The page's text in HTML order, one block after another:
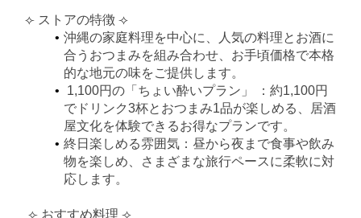
⟣ ストアの特徴 ⟢
沖縄の家庭料理を中心に、人気の料理とお酒に
合うおつまみを組み合わせ、お手頃価格で本格
的な地元の味をご提供します。
1,100円の「ちょい酔いプラン」
： 約1,100円
でドリンク3杯とおつまみ1品が楽しめる、居酒
屋文化を体験できるお得なプランです。
終日楽しめる雰囲気： 昼から夜まで食事や飲み
物を楽しめ、さまざまな旅行ペースに柔軟に対
応します。
⟣ おすすめ料理 ⟢